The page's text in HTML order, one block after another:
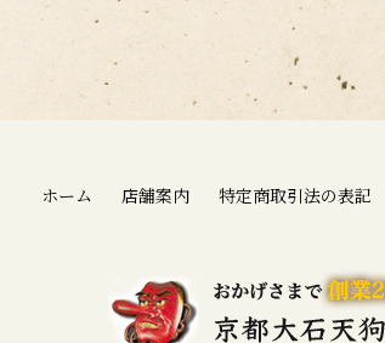
ホーム 店舗案内 特定商取引法の表記